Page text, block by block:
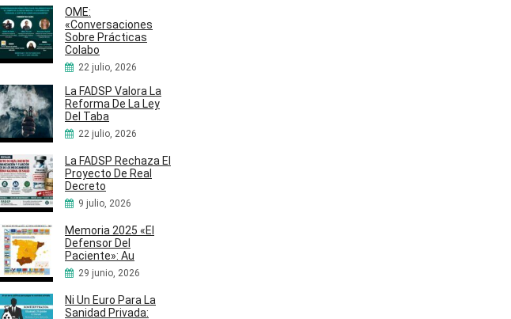
OME:
«Conversaciones
Sobre Prácticas
Colabo
22 julio, 2026
La FADSP Valora La
Reforma De La Ley
Del Taba
22 julio, 2026
La FADSP Rechaza El
Proyecto De Real
Decreto
9 julio, 2026
Memoria 2025 «El
Defensor Del
Paciente»: Au
29 junio, 2026
Ni Un Euro Para La
Sanidad Privada: